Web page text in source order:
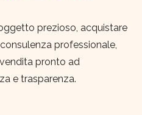
prezioso, acquistare
professionale,
pronto ad
e trasparenza.